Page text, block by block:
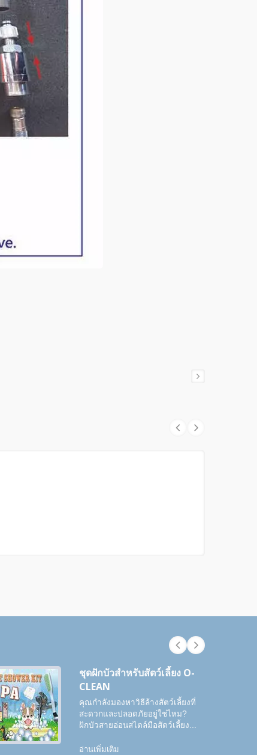
ชุดฝักบัวสำหรับสัตว์เลี้ยง O-
CLEAN
คุณกำลังมองหาวิธีล้างสัตว์เลี้ยงที่
สะดวกและปลอดภัยอยู่ใช่ไหม?
ฝักบัวสายอ่อนสไตล์มือสัตว์เลี้ยง...
อ่านเพิ่มเติม